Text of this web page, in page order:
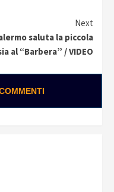
Next
saluta la piccola
al “Barbera” / VIDEO